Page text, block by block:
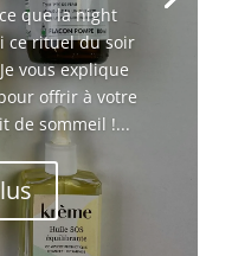
que la night
ce rituel du soir
vous explique
offrir à votre
de sommeil !...